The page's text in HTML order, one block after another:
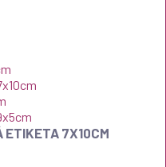
ETIKETA 7X10CM